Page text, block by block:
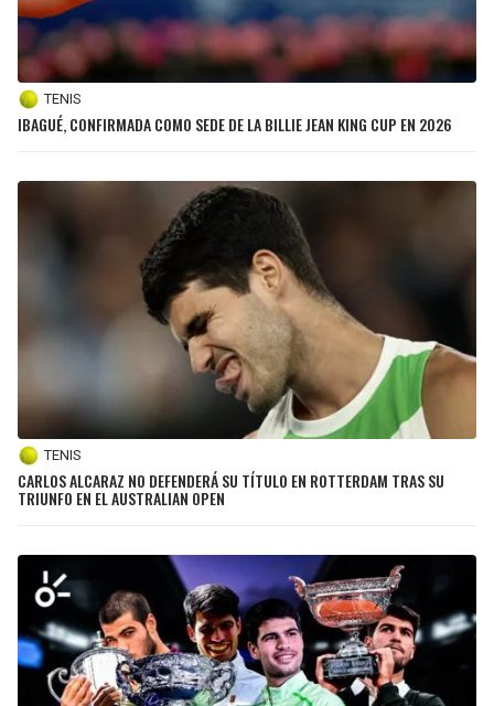
TENIS
IBAGUÉ, CONFIRMADA COMO SEDE DE LA BILLIE JEAN KING CUP EN 2026
TENIS
CARLOS ALCARAZ NO DEFENDERÁ SU TÍTULO EN ROTTERDAM TRAS SU
TRIUNFO EN EL AUSTRALIAN OPEN